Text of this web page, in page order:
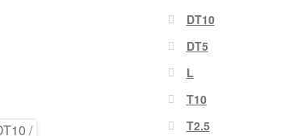
DT10
DT5
L
T10
T2.5